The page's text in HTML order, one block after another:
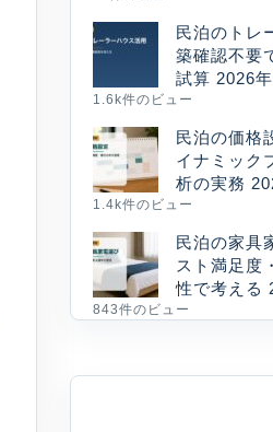
民泊のトレ
築確認不要
試算 2026
1.6k件のビュー
民泊の価格
イナミック
析の実務
1.4k件のビュー
民泊の家具
スト満足度
性で考える
843件のビュー